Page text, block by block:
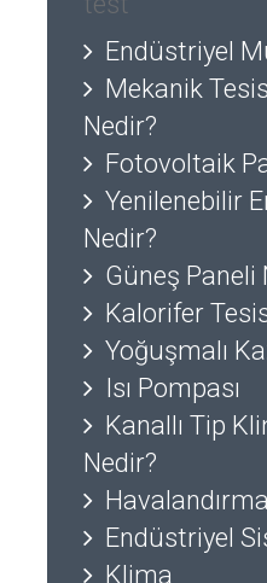
Endüstriyel
Mekanik
Nedir?
Fotovoltaik
Yenilenebilir
Nedir?
Güneş Paneli
Kalorifer
Yoğuşmalı
Isı Pompası
Kanallı Tip
Nedir?
Havalandırma
Endüstriyel
Klima